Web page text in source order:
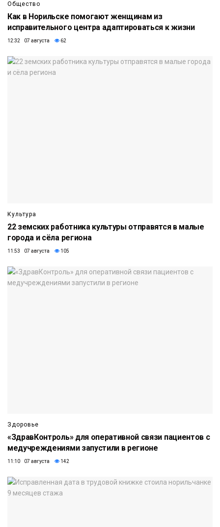
Общество
Как в Норильске помогают женщинам из
исправительного центра адаптироваться к жизни
12:32 07 августа 62
Культура
22 земских работника культуры отправятся в малые
города и сёла региона
11:53 07 августа 105
Здоровье
«ЗдравКонтроль» для оперативной связи пациентов с
медучреждениями запустили в регионе
11:10 07 августа 142